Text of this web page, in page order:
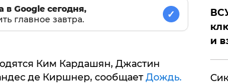
в Google сегодня,
главное завтра.
✓
Ким Кардашян, Джастин
де Киршнер, сообщает Дождь.
и